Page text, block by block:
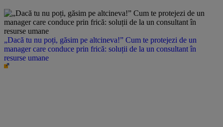
„Dacă tu nu poți, găsim pe altcineva!” Cum te protejezi de un
manager care conduce prin frică: soluții de la un consultant în
resurse umane